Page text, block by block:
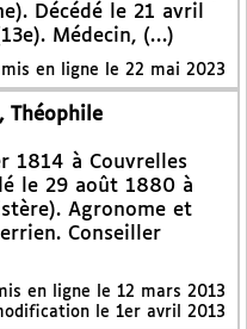
Décédé le 21 avril
Médecin, (…)
en ligne le 22 mai 2023
Théophile
1814 à Couvrelles
le 29 août 1880 à
Agronome et
Conseiller
en ligne le 12 mars 2013
le 1er avril 2013